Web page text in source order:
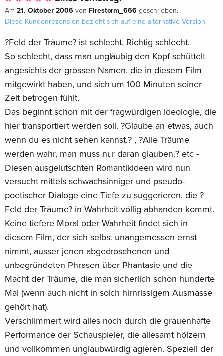
Am 21. Oktober 2006 von Firestorm_666 geschrieben.
Diese Kundenrezension bezieht sich auf eine alternative Version.
?Feld der Träume? ist schlecht. Richtig schlecht.
So schlecht, dass man ungläubig den Kopf schüttelt
angesichts der grossen Namen, die in diesem Film
mitgewirkt haben, und sich um 100 Minuten seiner
Zeit betrogen fühlt.
Das beginnt schon mit der fragwürdigen Ideologie, die
hier transportiert werden soll. ?Glaube an etwas, auch
wenn du es nicht sehen kannst.? , ?Alle Träume
werden wahr, man muss nur daran glauben.? etc -
Diesen ausgelutschten Romantikideen wird nun
versucht mittels schwachsinniger und pseudo-
poetischer Dialoge eine Tiefe zu suggerieren, die ?
Feld der Träume? in Wahrheit völlig abhanden kommt.
Keine tiefere Moral oder Wahrheit findet sich in
diesem Film, der sich selbst unangemessen ernst
nimmt, ausser jenen abgedroschenen und
unbegründeten Phrasen über Phantasie und die
Macht der Träume, die man sicherlich schon hunderte
Mal (wenn auch nicht in solch hirnrissigem Ausmasse
gehört hat).
Verschlimmert wird alles noch durch die grauenhafte
Performance der Schauspieler, die allesamt hölzern
und vollkommen unglaubwürdig agieren. Speziell der